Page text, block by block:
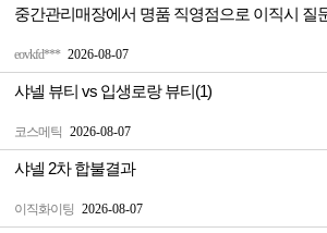
eovkfd*** 2026-08-07
중간관리매장에서 명품 직영점으로 이직시 질
코스메틱 2026-08-07
샤넬 뷰티 vs 입생로랑 뷰티(1)
이직화이팅 2026-08-07
샤넬 2차 합불결과